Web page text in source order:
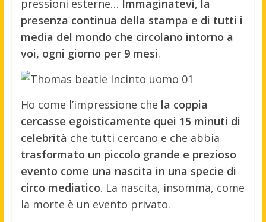
pressioni esterne… Immaginatevi, la
presenza continua della stampa e di tutti i
media del mondo che circolano intorno a
voi, ogni giorno per 9 mesi.
Ho come l’impressione che la coppia
cercasse egoisticamente quei 15 minuti di
celebrità che tutti cercano e che abbia
trasformato un piccolo grande e prezioso
evento come una nascita in una specie di
circo mediatico. La nascita, insomma, come
la morte è un evento privato.